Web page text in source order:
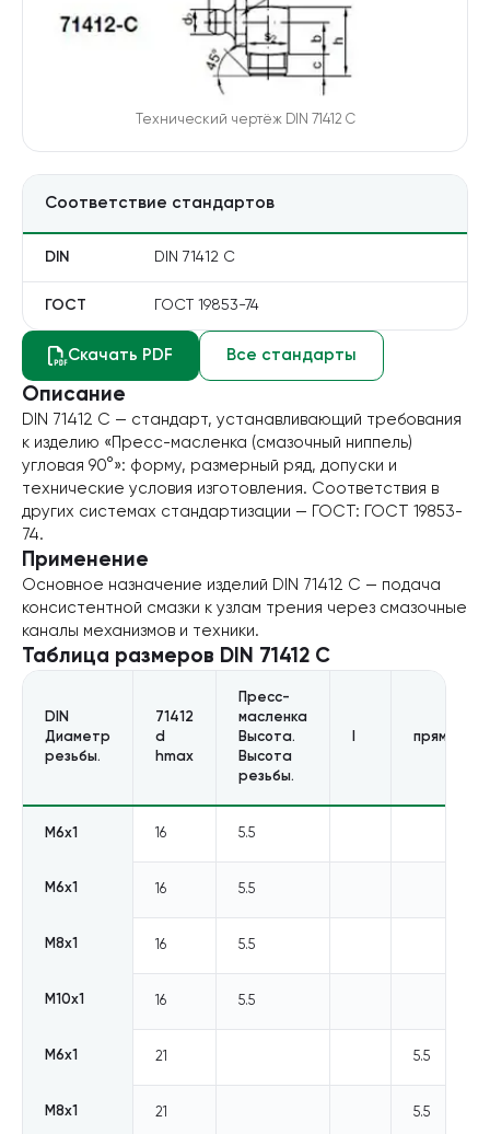
Калькулятор веса крепежа
Калькулятор химических анкеров
Блог
Запросить расчет
Технический чертёж DIN 71412 C
Соответствие стандартов
DIN DIN 71412 C
ГОСТ ГОСТ 19853-74
Скачать PDF Все стандарты
Описание
DIN 71412 C — стандарт, устанавливающий требования
к изделию «Пресс-масленка (смазочный ниппель)
угловая 90°»: форму, размерный ряд, допуски и
технические условия изготовления. Соответствия в
других системах стандартизации — ГОСТ: ГОСТ 19853-
74.
Применение
Основное назначение изделий DIN 71412 C — подача
консистентной смазки к узлам трения через смазочные
каналы механизмов и техники.
Таблица размеров DIN 71412 C
DIN
Диаметр
резьбы.
71412
d
hmax
Пресс-
масленка
Высота.
Высота
резьбы.
прямая
М6х1 16 5.5
М6х1 16 5.5
М8х1 16 5.5
М10х1 16 5.5
М6х1 21 5.5
М8х1 21 5.5